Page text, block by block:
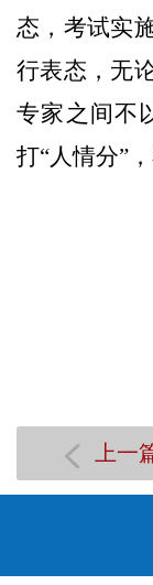
态，考试实
行表态，无
专家之间不
打“人情分”
上一